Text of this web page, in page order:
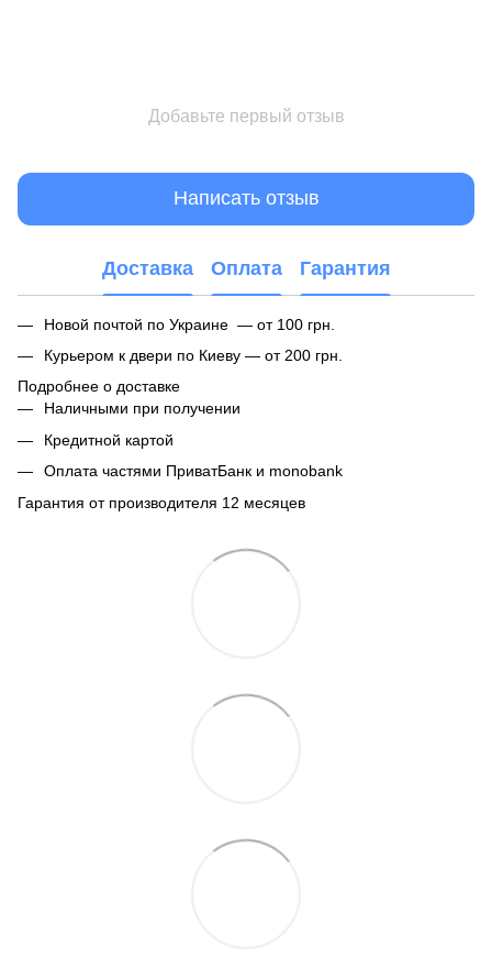
Добавьте первый отзыв
Написать отзыв
Доставка Оплата Гарантия
Новой почтой по Украине — от 100 грн.
Курьером к двери по Киеву — от 200 грн.
Подробнее о доставке
Наличными при получении
Кредитной картой
Оплата частями ПриватБанк и monobank
Гарантия от производителя 12 месяцев